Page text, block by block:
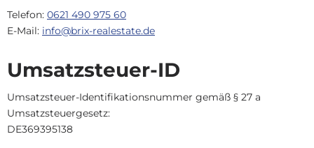
Telefon: 0621 490 975 60
E-Mail: info@brix-realestate.de
Umsatzsteuer-ID
Umsatzsteuer-Identifikationsnummer gemäß § 27 a
Umsatzsteuergesetz:
DE369395138